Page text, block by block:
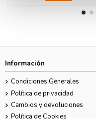
Información
Condiciones Generales
Política de privacidad
Cambios y devoluciones
Política de Cookies